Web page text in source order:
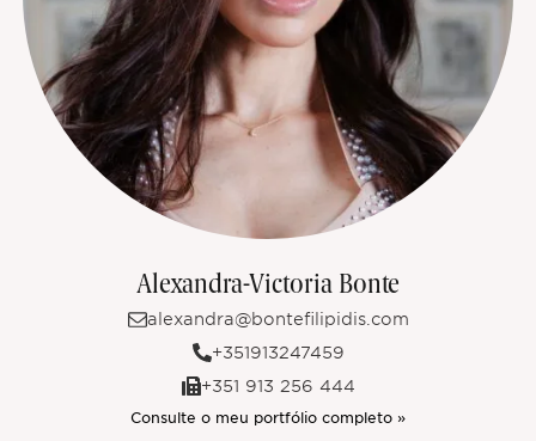
Alexandra-Victoria Bonte
alexandra@bontefilipidis.com
+351913247459
+351 913 256 444
Consulte o meu portfólio completo »